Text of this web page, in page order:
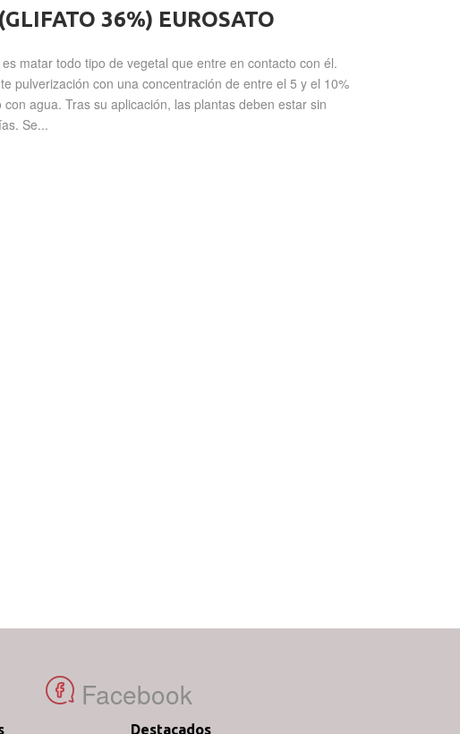
36%) EUROSATO
matar todo tipo de vegetal que entre en contacto con él.
pulverización con una concentración de entre el 5 y el 10%
agua. Tras su aplicación, las plantas deben estar sin
Se...
Facebook
Destacados